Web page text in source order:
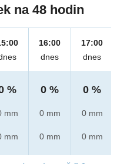
na 48 hodin
%
mm
mm
16:00
dnes
0 %
0 mm
0 mm
17:00
dnes
0 %
0 mm
0 mm